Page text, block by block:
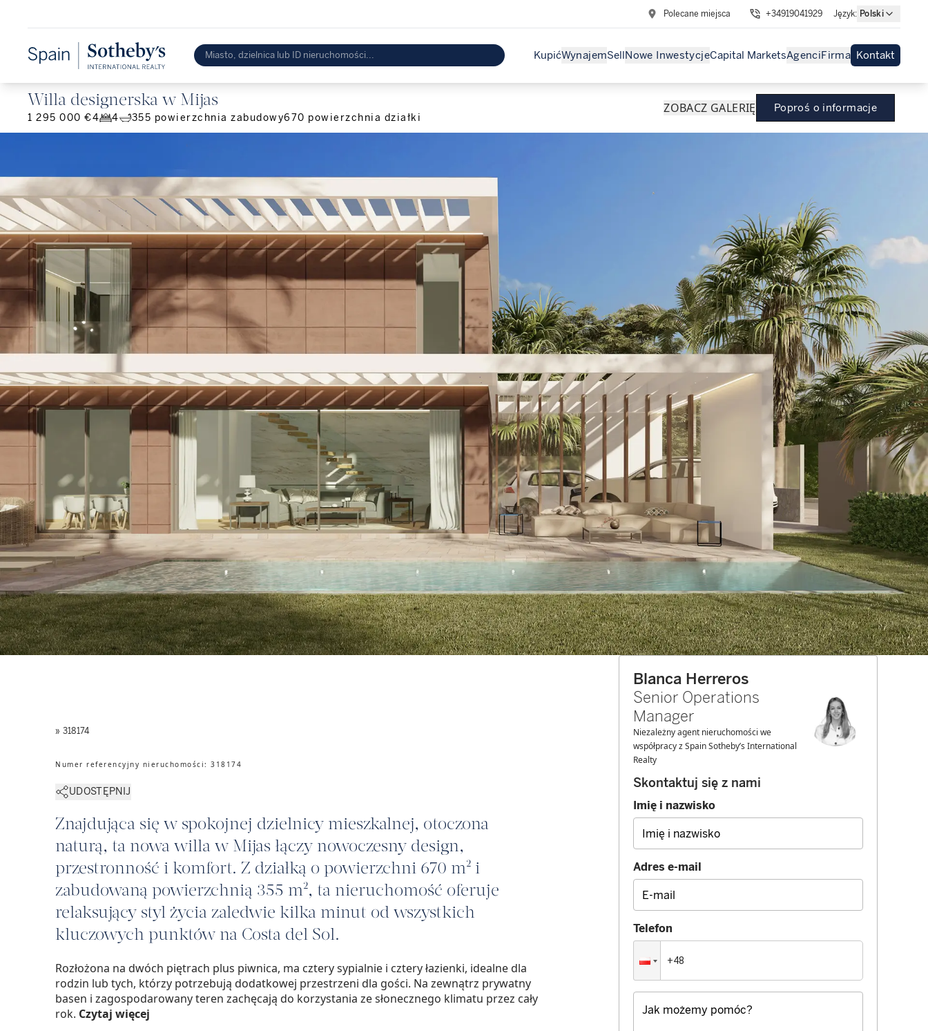
Polecane miejsca +34919041929 Język: Polski
KupićWynajemSell Nowe InwestycjeCapital MarketsAgenciFirma Kontakt
Willa designerska w Mijas
1 295 000 €4 4 355 powierzchnia zabudowy670 powierzchnia działki
ZOBACZ GALERIĘ Poproś o informacje
» 318174
Numer referencyjny nieruchomości: 318174
UDOSTĘPNIJ
Znajdująca się w spokojnej dzielnicy mieszkalnej, otoczona
naturą, ta nowa willa w Mijas łączy nowoczesny design,
przestronność i komfort. Z działką o powierzchni 670 m² i
zabudowaną powierzchnią 355 m², ta nieruchomość oferuje
relaksujący styl życia zaledwie kilka minut od wszystkich
kluczowych punktów na Costa del Sol.
Rozłożona na dwóch piętrach plus piwnica, ma cztery sypialnie i cztery łazienki, idealne dla
rodzin lub tych, którzy potrzebują dodatkowej przestrzeni dla gości. Na zewnątrz prywatny
basen i zagospodarowany teren zachęcają do korzystania ze słonecznego klimatu przez cały
rok. Czytaj więcej
Blanca Herreros
Senior Operations
Manager
Niezależny agent nieruchomości we
współpracy z Spain Sotheby’s International
Realty
Skontaktuj się z nami
Imię i nazwisko
Adres e-mail
Telefon